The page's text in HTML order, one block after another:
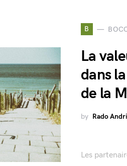
B
La
dans
de la
by Rado
Les